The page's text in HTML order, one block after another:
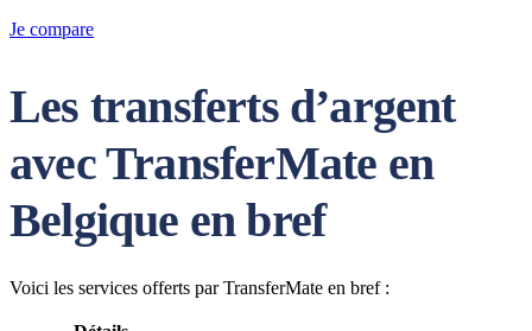
Je compare
Les transferts d’argent
avec TransferMate en
Belgique en bref
Voici les services offerts par TransferMate en bref :